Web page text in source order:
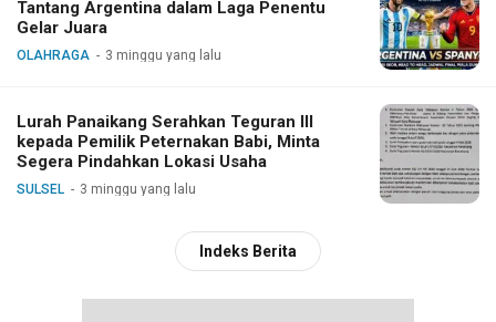
Tantang Argentina dalam Laga Penentu
Gelar Juara
OLAHRAGA 3 minggu yang lalu
Lurah Panaikang Serahkan Teguran III
kepada Pemilik Peternakan Babi, Minta
Segera Pindahkan Lokasi Usaha
SULSEL 3 minggu yang lalu
Indeks Berita